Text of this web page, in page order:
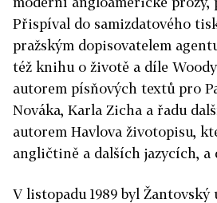
Přispíval do samizdatového
pražským dopisovatelem
též knihu o životě a díle
autorem písňových textů pro
Nováka, Karla Zicha a řadu
autorem Havlova životopisu,
angličtině a dalších jazycích,
V listopadu 1989 byl Žantovský